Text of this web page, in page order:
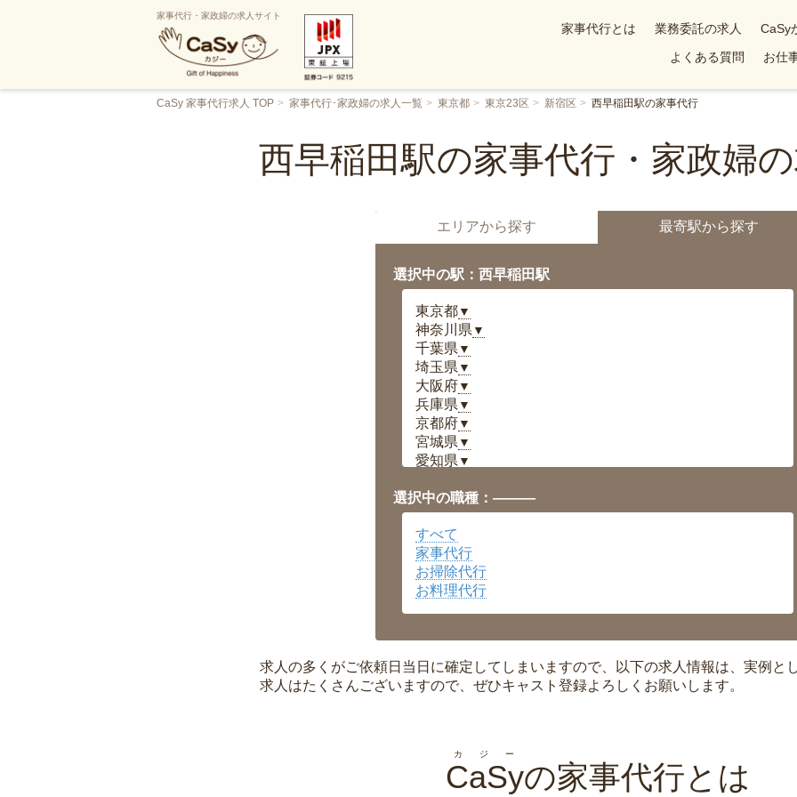
家事代行・家政婦の求人サイト
家事代行とは 業務委託の求人 CaSy
よくある質問
お仕
CaSy 家事代行求人 TOP 家事代行･家政婦の求人一覧 東京都 東京23区 新宿区 西早稲田駅の家事代行
西早稲田駅の家事代行・家政婦
エリアから探す 最寄駅から探す
選択中の駅：西早稲田駅
東京都▼
神奈川県 ▼
千葉県 ▼
埼玉県 ▼
大阪府▼
兵庫県 ▼
京都府▼
宮城県 ▼
愛知県 ▼
岡山県▼
広島県▼
沖縄県
選択中の職種：———
すべて
家事代行
お掃除代行
お料理代行
求人の多くがご依頼日当日に確定してしまいますので、以下の求人情報は、実例と
求人はたくさんございますので、ぜひキャスト登録よろしくお願いします。
CaSy
カジー
の家事代行とは